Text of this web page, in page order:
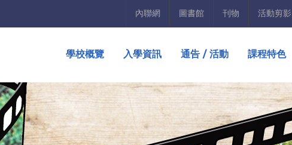
內聯網 圖書館 刊物 活動剪影
學校概覽 入學資訊 通告 / 活動 課程特色